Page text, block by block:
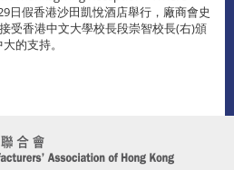
日假香港沙田凱悅酒店舉行，廠商會史
受香港中文大學校長段崇智校長(右)頒
的支持。